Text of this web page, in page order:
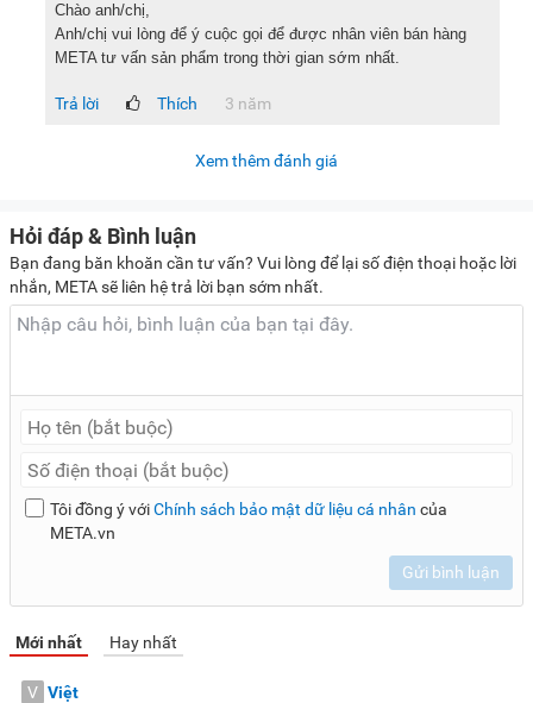
Chào anh/chị,
Anh/chị vui lòng để ý cuộc gọi để được nhân viên bán hàng
META tư vấn sản phẩm trong thời gian sớm nhất.
Trả lời Thích 3 năm
Xem thêm đánh giá
Hỏi đáp & Bình luận
Bạn đang băn khoăn cần tư vấn? Vui lòng để lại số điện thoại hoặc lời
nhắn, META sẽ liên hệ trả lời bạn sớm nhất.
Tôi đồng ý vớiChính sách bảo mật dữ liệu cá nhân của
META.vn
Gửi bình luận
Mới nhất Hay nhất
V Việt